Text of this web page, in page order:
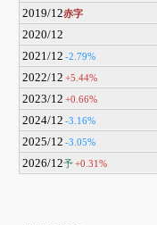
2019/12赤字
2020/12
2021/12 -2.79%
2022/12 +5.44%
2023/12 +0.66%
2024/12 -3.16%
2025/12 -3.05%
2026/12予+0.31%